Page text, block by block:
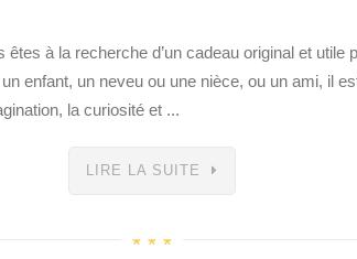
à la recherche d’un cadeau original et utile
enfant, un neveu ou une nièce, ou un ami, il
la curiosité et ...
LIRE LA SUITE